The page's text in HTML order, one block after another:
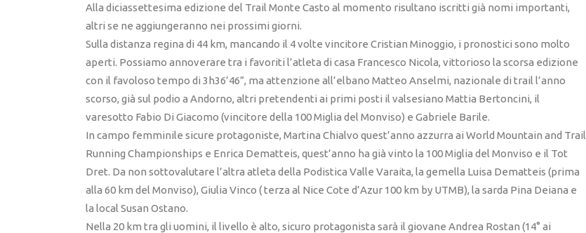
Alla diciassettesima edizione del Trail Monte Casto al momento risultano iscritti già nomi importanti,
altri se ne aggiungeranno nei prossimi giorni.
Sulla distanza regina di 44 km, mancando il 4 volte vincitore Cristian Minoggio, i pronostici sono molto
aperti. Possiamo annoverare tra i favoriti l’atleta di casa Francesco Nicola, vittorioso la scorsa edizione
con il favoloso tempo di 3h36’46”, ma attenzione all’elbano Matteo Anselmi, nazionale di trail l’anno
scorso, già sul podio a Andorno, altri pretendenti ai primi posti il valsesiano Mattia Bertoncini, il
varesotto Fabio Di Giacomo (vincitore della 100 Miglia del Monviso) e Gabriele Barile.
In campo femminile sicure protagoniste, Martina Chialvo quest’anno azzurra ai World Mountain and Trail
Running Championships e Enrica Dematteis, quest’anno ha già vinto la 100 Miglia del Monviso e il Tot
Dret. Da non sottovalutare l’altra atleta della Podistica Valle Varaita, la gemella Luisa Dematteis (prima
alla 60 km del Monviso), Giulia Vinco ( terza al Nice Cote d’Azur 100 km by UTMB), la sarda Pina Deiana e
la local Susan Ostano.
Nella 20 km tra gli uomini, il livello è alto, sicuro protagonista sarà il giovane Andrea Rostan (14° ai